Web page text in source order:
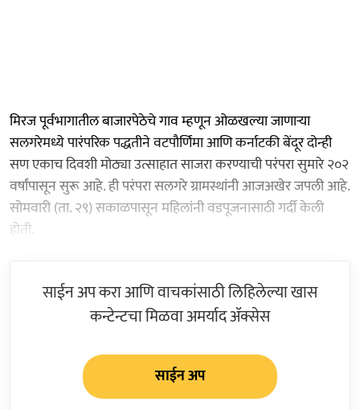
मिरज पूर्वभागातील बाजारपेठेचे गाव म्हणून ओळखल्या जाणाऱ्या
सलगरेमध्ये पारंपरिक पद्धतीने वटपौर्णिमा आणि कर्नाटकी बेंदूर दोन्ही
सण एकाच दिवशी मोठ्या उत्साहात साजरा करण्याची परंपरा सुमारे २०२
वर्षांपासून सुरू आहे. ही परंपरा सलगरे ग्रामस्थांनी आजअखेर जपली आहे.
सोमवारी (ता. २९) सकाळपासून महिलांनी वडपूजनासाठी गर्दी केली
होती.
साईन अप करा आणि वाचकांसाठी लिहिलेल्या खास
कन्टेन्टचा मिळवा अमर्याद ॲक्सेस
साईन अप